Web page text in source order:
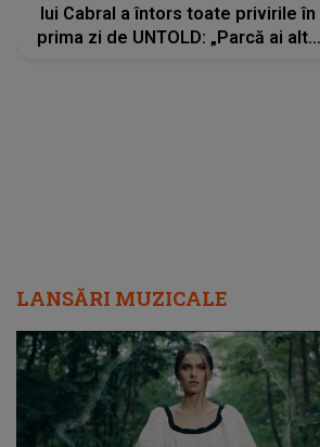
lui Cabral a întors toate privirile în
prima zi de UNTOLD: „Parcă ai altă
LANSĂRI MUZICALE